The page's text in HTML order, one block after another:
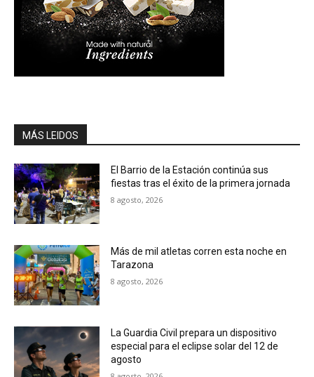
MÁS LEIDOS
El Barrio de la Estación continúa sus
fiestas tras el éxito de la primera jornada
8 agosto, 2026
Más de mil atletas corren esta noche en
Tarazona
8 agosto, 2026
La Guardia Civil prepara un dispositivo
especial para el eclipse solar del 12 de
agosto